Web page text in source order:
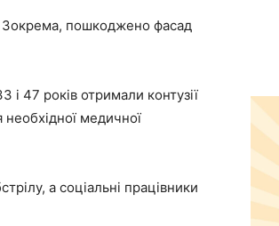
Зокрема, пошкоджено фасад
47 років отримали контузії
медичної
а соціальні працівники